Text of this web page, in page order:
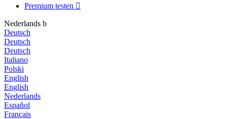
Premium testen 
Nederlands b
Deutsch
Deutsch
Deutsch
Italiano
Polski
English
English
Nederlands
Español
Français